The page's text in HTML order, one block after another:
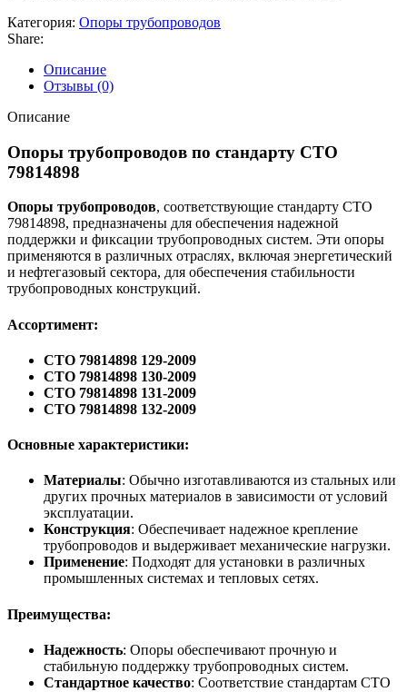
Категория: Опоры трубопроводов
Share:
Описание
Отзывы (0)
Описание
Опоры трубопроводов по стандарту СТО
79814898
Опоры трубопроводов, соответствующие стандарту СТО
79814898, предназначены для обеспечения надежной
поддержки и фиксации трубопроводных систем. Эти опоры
применяются в различных отраслях, включая энергетический
и нефтегазовый сектора, для обеспечения стабильности
трубопроводных конструкций.
Ассортимент:
СТО 79814898 129-2009
СТО 79814898 130-2009
СТО 79814898 131-2009
СТО 79814898 132-2009
Основные характеристики:
Материалы: Обычно изготавливаются из стальных или
других прочных материалов в зависимости от условий
эксплуатации.
Конструкция: Обеспечивает надежное крепление
трубопроводов и выдерживает механические нагрузки.
Применение: Подходят для установки в различных
промышленных системах и тепловых сетях.
Преимущества:
Надежность: Опоры обеспечивают прочную и
стабильную поддержку трубопроводных систем.
Стандартное качество: Соответствие стандартам СТО